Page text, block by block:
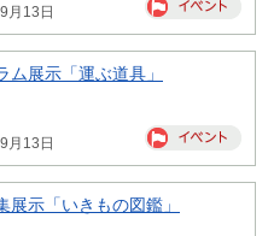
月13日
ム展示「運ぶ道具」
月13日
展示「いきもの図鑑」